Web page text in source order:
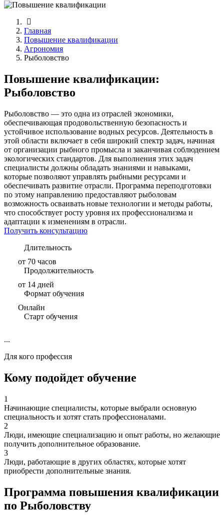
Главная
Повышение квалификации
Агрономия
Рыболовство
Повышение квалификации:
Рыболовство
Рыболовство — это одна из отраслей экономики,
обеспечивающая продовольственную безопасность и
устойчивое использование водных ресурсов. Деятельность в
этой области включает в себя широкий спектр задач, начиная
от организации рыбного промысла и заканчивая соблюдением
экологических стандартов. Для выполнения этих задач
специалисты должны обладать знаниями и навыками,
которые позволяют управлять рыбными ресурсами и
обеспечивать развитие отрасли. Программа переподготовки
по этому направлению предоставляют рыболовам
возможность осваивать новые технологии и методы работы,
что способствует росту уровня их профессионализма и
адаптации к изменениям в отрасли.
Получить консультацию
Длительность
от 70 часов
Продолжительность
от 14 дней
Формат обучения
Онлайн
Старт обучения
...
Для кого профессия
Кому подойдет обучение
1
Начинающие специалисты, которые выбрали основную
специальность и хотят стать профессионалами.
2
Люди, имеющие специализацию и опыт работы, но желающие
получить дополнительное образование.
3
Люди, работающие в других областях, которые хотят
приобрести дополнительные знания.
Программа повышения квалификации
по Рыболовству